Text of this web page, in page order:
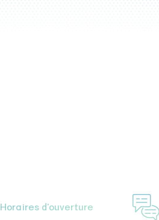
Horaires d'ouverture